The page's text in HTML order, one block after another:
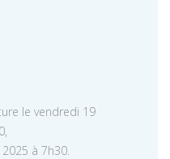
le vendredi 19
à 7h30.